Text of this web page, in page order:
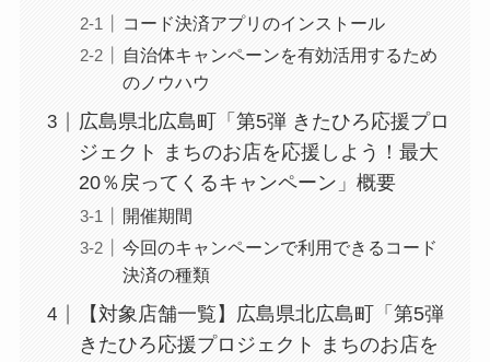
コード決済アプリのインストール
自治体キャンペーンを有効活用するため
のノウハウ
広島県北広島町「第5弾 きたひろ応援プロ
ジェクト まちのお店を応援しよう！最大
20％戻ってくるキャンペーン」概要
開催期間
今回のキャンペーンで利用できるコード
決済の種類
【対象店舗一覧】広島県北広島町「第5弾
きたひろ応援プロジェクト まちのお店を